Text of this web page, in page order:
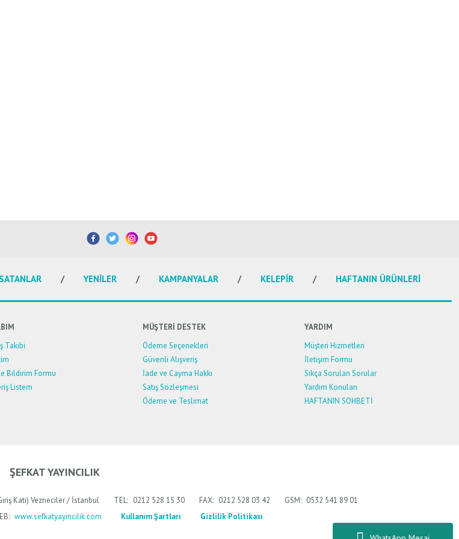
YENİLER KAMPANYALAR KELEPİR HAFTANIN ÜRÜNLERİ
Takibi
Bildirim Formu
Listem
MÜŞTERİ DESTEK
Ödeme Seçenekleri
Güvenli Alışveriş
İade ve Cayma Hakkı
Satış Sözleşmesi
Ödeme ve Teslimat
YARDIM
Müşteri Hizmetleri
İletişim Formu
Sıkça Sorulan Sorular
Yardım Konuları
HAFTANIN SOHBETİ
ŞEFKAT YAYINCILIK
Katı) Vezneciler / İstanbul TEL: 0212 528 15 30 FAX: 0212 528 03 42 GSM: 0532 541 89 01
www.sefkatyayincilik.com Kullanım Şartları Gizlilik Politikası